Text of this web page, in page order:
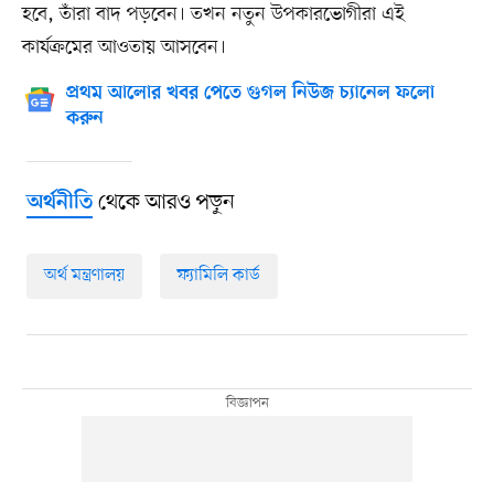
হবে, তাঁরা বাদ পড়বেন। তখন নতুন উপকারভোগীরা এই
কার্যক্রমের আওতায় আসবেন।
প্রথম আলোর খবর পেতে গুগল নিউজ চ্যানেল ফলো
করুন
অর্থনীতিথেকে আরও পড়ুন
অর্থ মন্ত্রণালয় ফ্যামিলি কার্ড